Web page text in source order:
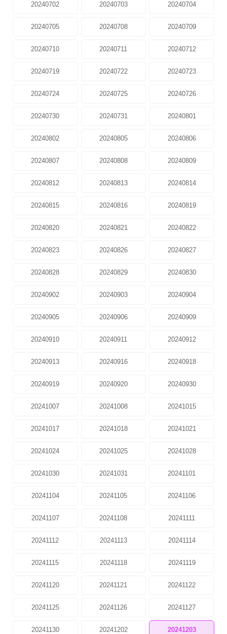
20240702 20240703 20240704
20240705 20240708 20240709
20240710 20240711 20240712
20240719 20240722 20240723
20240724 20240725 20240726
20240730 20240731 20240801
20240802 20240805 20240806
20240807 20240808 20240809
20240812 20240813 20240814
20240815 20240816 20240819
20240820 20240821 20240822
20240823 20240826 20240827
20240828 20240829 20240830
20240902 20240903 20240904
20240905 20240906 20240909
20240910 20240911 20240912
20240913 20240916 20240918
20240919 20240920 20240930
20241007 20241008 20241015
20241017 20241018 20241021
20241024 20241025 20241028
20241030 20241031 20241101
20241104 20241105 20241106
20241107 20241108 20241111
20241112 20241113 20241114
20241115 20241118 20241119
20241120 20241121 20241122
20241125 20241126 20241127
20241130 20241202 20241203